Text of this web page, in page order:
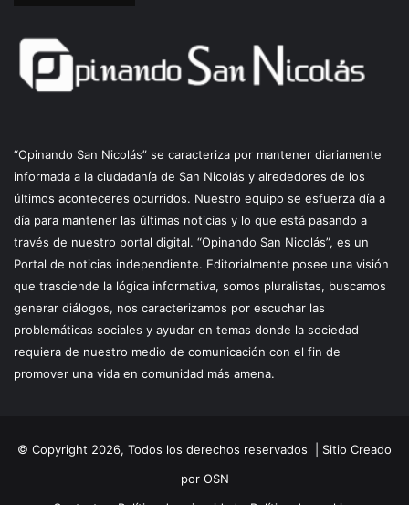
“Opinando San Nicolás” se caracteriza por mantener diariamente
informada a la ciudadanía de San Nicolás y alrededores de los
últimos aconteceres ocurridos. Nuestro equipo se esfuerza día a
día para mantener las últimas noticias y lo que está pasando a
través de nuestro portal digital. “Opinando San Nicolás”, es un
Portal de noticias independiente. Editorialmente posee una visión
que trasciende la lógica informativa, somos pluralistas, buscamos
generar diálogos, nos caracterizamos por escuchar las
problemáticas sociales y ayudar en temas donde la sociedad
requiera de nuestro medio de comunicación con el fin de
promover una vida en comunidad más amena.
© Copyright 2026, Todos los derechos reservados | Sitio Creado
por OSN